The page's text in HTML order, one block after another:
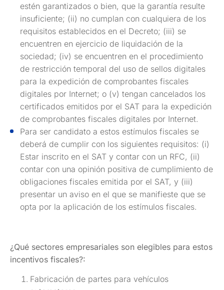
estén garantizados o bien, que la garantía resulte
insuficiente; (ii) no cumplan con cualquiera de los
requisitos establecidos en el Decreto; (iii) se
encuentren en ejercicio de liquidación de la
sociedad; (iv) se encuentren en el procedimiento
de restricción temporal del uso de sellos digitales
para la expedición de comprobantes fiscales
digitales por Internet; o (v) tengan cancelados los
certificados emitidos por el SAT para la expedición
de comprobantes fiscales digitales por Internet.
Para ser candidato a estos estímulos fiscales se
deberá de cumplir con los siguientes requisitos: (i)
Estar inscrito en el SAT y contar con un RFC, (ii)
contar con una opinión positiva de cumplimiento de
obligaciones fiscales emitida por el SAT, y (iii)
presentar un aviso en el que se manifieste que se
opta por la aplicación de los estímulos fiscales.
¿Qué sectores empresariales son elegibles para estos
incentivos fiscales?:
Fabricación de partes para vehículos